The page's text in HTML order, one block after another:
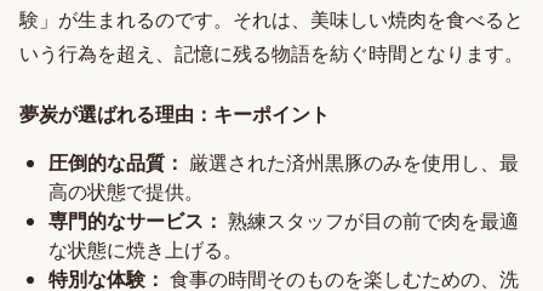
験」が生まれるのです。それは、美味しい焼肉を食べると
いう行為を超え、記憶に残る物語を紡ぐ時間となります。
夢炭が選ばれる理由：キーポイント
圧倒的な品質： 厳選された済州黒豚のみを使用し、最
高の状態で提供。
専門的なサービス： 熟練スタッフが目の前で肉を最適
な状態に焼き上げる。
特別な体験： 食事の時間そのものを楽しむための、洗